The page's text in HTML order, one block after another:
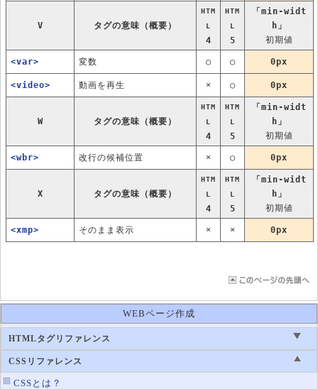
V タグの意味（概要）
HTM
L
4
HTM
L
5
「min-widt
h」
初期値
<var> 変数 ○ ○ 0px
<video> 動画を再生 × ○ 0px
W タグの意味（概要）
HTM
L
4
HTM
L
5
「min-widt
h」
初期値
<wbr> 改行の候補位置 × ○ 0px
X タグの意味（概要）
HTM
L
4
HTM
L
5
「min-widt
h」
初期値
<xmp> そのまま表示 × × 0px
WEBページ作成
HTMLタグリファレンス
CSSリファレンス
CSSとは？